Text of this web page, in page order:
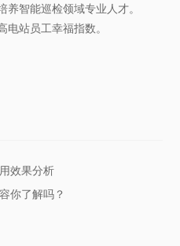
智能巡检领域专业人才。
站员工幸福指数。
效果分析
你了解吗？